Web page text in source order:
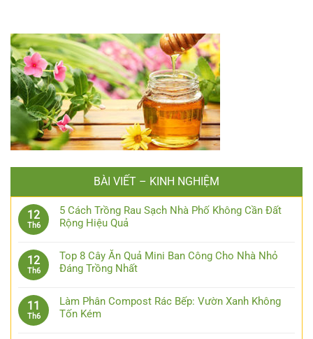
BÀI VIẾT – KINH NGHIỆM
12
Th6
5 Cách Trồng Rau Sạch Nhà Phố Không Cần Đất
Rộng Hiệu Quả
12
Th6
Top 8 Cây Ăn Quả Mini Ban Công Cho Nhà Nhỏ
Đáng Trồng Nhất
11
Th6
Làm Phân Compost Rác Bếp: Vườn Xanh Không
Tốn Kém